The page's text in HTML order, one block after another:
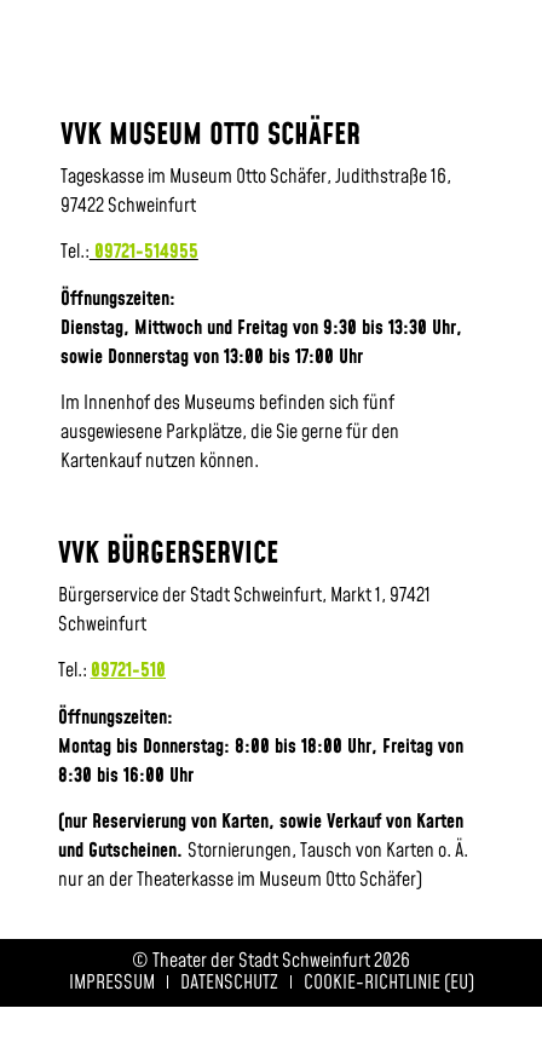
VVK MUSEUM OTTO SCHÄFER
Tageskasse im Museum Otto Schäfer, Judithstraße 16,
97422 Schweinfurt
Tel.: 09721-514955
Öffnungszeiten:
Dienstag, Mittwoch und Freitag von 9:30 bis 13:30 Uhr,
sowie Donnerstag von 13:00 bis 17:00 Uhr
Im Innenhof des Museums befinden sich fünf
ausgewiesene Parkplätze, die Sie gerne für den
Kartenkauf nutzen können.
VVK BÜRGERSERVICE
Bürgerservice der Stadt Schweinfurt, Markt 1, 97421
Schweinfurt
Tel.: 09721-510
Öffnungszeiten:
Montag bis Donnerstag: 8:00 bis 18:00 Uhr, Freitag von
8:30 bis 16:00 Uhr
(nur Reservierung von Karten, sowie Verkauf von Karten
und Gutscheinen. Stornierungen, Tausch von Karten o. Ä.
nur an der Theaterkasse im Museum Otto Schäfer)
© Theater der Stadt Schweinfurt 2026
IMPRESSUM
DATENSCHUTZ COOKIE-RICHTLINIE (EU)